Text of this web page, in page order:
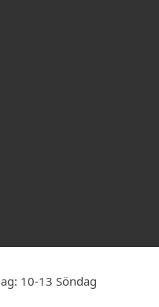
10-13 Söndag